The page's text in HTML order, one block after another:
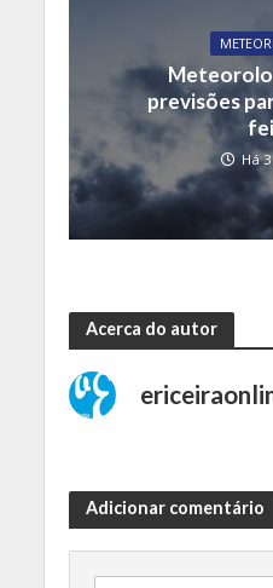
previsões
Há
Acerca do autor
Adicionar comentário